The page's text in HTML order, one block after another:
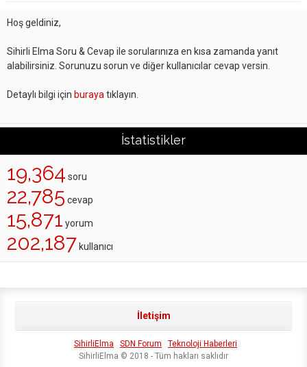
Hoş geldiniz,
Sihirli Elma Soru & Cevap ile sorularınıza en kısa zamanda yanıt
alabilirsiniz. Sorunuzu sorun ve diğer kullanıcılar cevap versin.
Detaylı bilgi için buraya tıklayın.
İstatistikler
19,364 soru
22,785 cevap
15,871 yorum
202,187 kullanıcı
İletişim
SihirliElma SDN Forum
Teknoloji Haberleri
SihirliElma © 2018 - Tüm hakları saklıdır